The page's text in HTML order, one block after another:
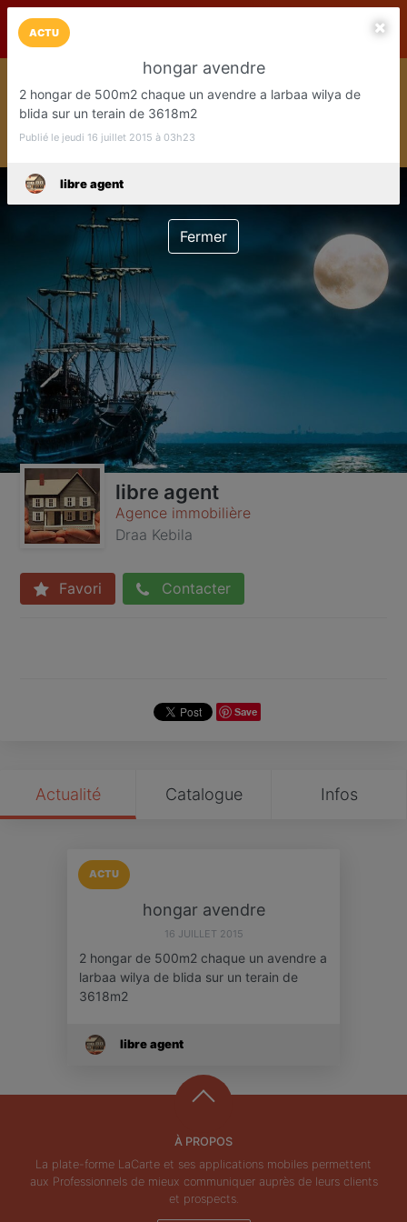
LaCarte Play Store
Installez l'App LaCarte
Téléchargez gratuitement l'app LaCarte pour suivre vos
commerces favoris et ne rien rater !
Télécharger Plus tard
libre agent
Agence immobilière
Draa Kebila
Favori Contacter
Save
Actualité Catalogue Infos
ACTU
hongar avendre
16 JUILLET 2015
2 hongar de 500m2 chaque un avendre a
larbaa wilya de blida sur un terain de
3618m2
libre agent
À PROPOS
La plate-forme LaCarte et ses applications mobiles permettent
aux Professionnels de mieux communiquer auprès de leurs clients
et prospects.
ACTU
hongar avendre
2 hongar de 500m2 chaque un avendre a larbaa wilya de
blida sur un terain de 3618m2
Publié le jeudi 16 juillet 2015 à 03h23
libre agent
Fermer